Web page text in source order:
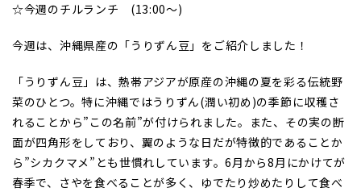
☆今週のチルランチ (13:00～)
今週は、沖縄県産の「うりずん豆」をご紹介しました！
「うりずん豆」は、熱帯アジアが原産の沖縄の夏を彩る伝統野
菜のひとつ。特に沖縄ではうりずん(潤い初め)の季節に収穫さ
れることから”この名前”が付けられました。また、その実の断
面が四角形をしており、翼のような日だが特徴的であることか
ら”シカクマメ”とも世慣れしています。6月から8月にかけてが
春季で、さやを食べることが多く、ゆでたり炒めたりして食べ